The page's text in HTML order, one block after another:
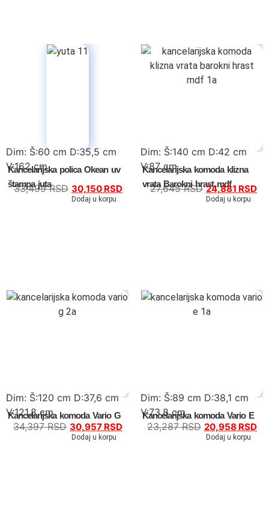
Dim: Š:60 cm D:35,5 cm
V:162 cm
Kancelarijska polica Okean uv
štampa juta
33,499RSD 30,150 RSD
Dodaj u korpu
Dim: Š:140 cm D:42 cm
V:87 cm
Kancelarijska komoda klizna
vrata Barokni hrast mdf
27,645RSD 24,881 RSD
Dodaj u korpu
Dim: Š:120 cm D:37,6 cm
V:121,8 cm
Kancelarijska komoda Vario G
34,397RSD 30,957 RSD
Dodaj u korpu
Dim: Š:89 cm D:38,1 cm
V:73,8 cm
Kancelarijska komoda Vario E
23,287RSD 20,958 RSD
Dodaj u korpu
Dečije sobe
Specijalne ponude
Dečiji noćni stočići
Dečije komode
Dečija ogledala